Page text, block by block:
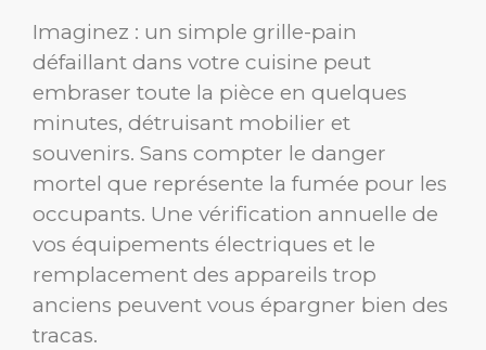
Imaginez : un simple grille-pain
défaillant dans votre cuisine peut
embraser toute la pièce en quelques
minutes, détruisant mobilier et
souvenirs. Sans compter le danger
mortel que représente la fumée pour les
occupants. Une vérification annuelle de
vos équipements électriques et le
remplacement des appareils trop
anciens peuvent vous épargner bien des
tracas.